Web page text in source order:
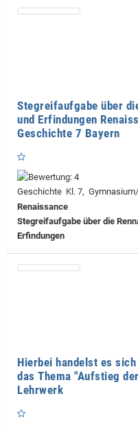
Stegreifaufgabe über
und Erfindungen
Geschichte 7 Bayern
Geschichte Kl. 7, Gymnasium/
Renaissance
Stegreifaufgabe über die
Erfindungen
Hierbei handelst es
das Thema "Aufstieg
Lehrwerk